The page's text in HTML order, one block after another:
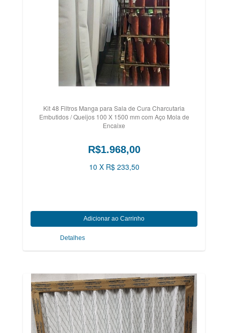
Kit 48 Filtros Manga para Sala de Cura Charcutaria
Embutidos / Queijos 100 X 1500 mm com Aço Mola de
Encaixe
R$1.968,00
10 X R$ 233,50
Detalhes